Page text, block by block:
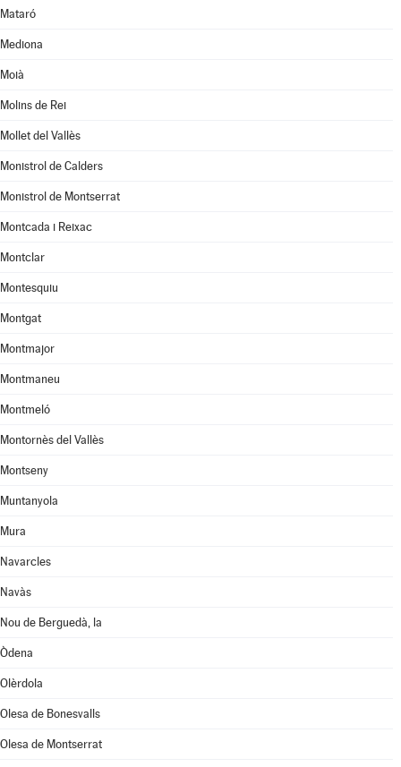
Mataró
Mediona
Moià
Molins de Rei
Mollet del Vallès
Monistrol de Calders
Monistrol de Montserrat
Montcada i Reixac
Montclar
Montesquiu
Montgat
Montmajor
Montmaneu
Montmeló
Montornès del Vallès
Montseny
Muntanyola
Mura
Navarcles
Navàs
Nou de Berguedà, la
Òdena
Olèrdola
Olesa de Bonesvalls
Olesa de Montserrat